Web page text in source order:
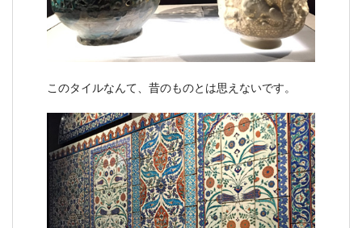
このタイルなんて、昔のものとは思えないです。